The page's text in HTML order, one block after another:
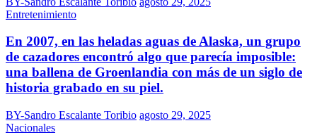
Entretenimiento
En 2007, en las heladas aguas de Alaska, un grupo
de cazadores encontró algo que parecía imposible:
una ballena de Groenlandia con más de un siglo de
historia grabado en su piel.
BY-Sandro Escalante Toribio agosto 29, 2025
Nacionales